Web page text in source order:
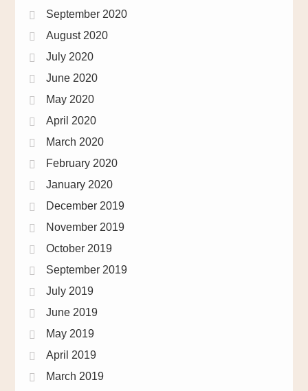
September 2020
August 2020
July 2020
June 2020
May 2020
April 2020
March 2020
February 2020
January 2020
December 2019
November 2019
October 2019
September 2019
July 2019
June 2019
May 2019
April 2019
March 2019